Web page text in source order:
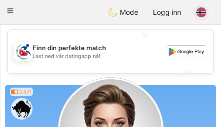
Handi Space
Toggle
Mode Logg inn
💖
💕
Finn din perfekte match
Last ned vår datingapp nå!
0.4/1